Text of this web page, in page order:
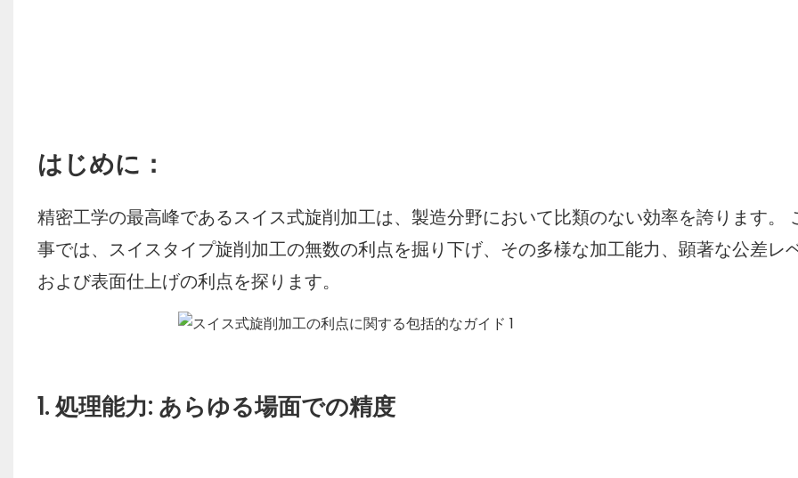
はじめに：
精密工学の最高峰であるスイス式旋削加工は、製造分野において比類のない効率を誇ります。
事では、スイスタイプ旋削加工の無数の利点を掘り下げ、その多様な加工能力、顕著な公差レ
および表面仕上げの利点を探ります。
1. 処理能力: あらゆる場面での精度